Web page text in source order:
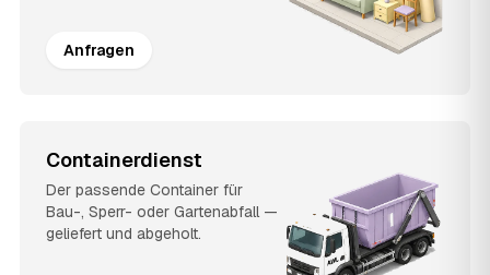
Anfragen
Containerdienst
Der passende Container für
Bau-, Sperr- oder Gartenabfall —
geliefert und abgeholt.